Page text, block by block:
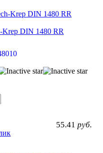
Krep DIN 1480 RR
55.41 руб.